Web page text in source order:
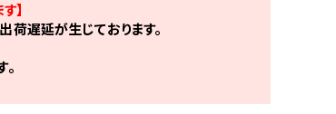
】
遅延が生じております。